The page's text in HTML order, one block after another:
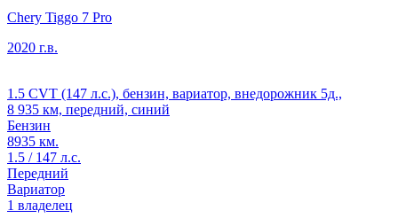
Chery Tiggo 7 Pro
2020 г.в.
1.5 CVT (147 л.с.), бензин, вариатор, внедорожник 5д.,
8 935 км, передний, синий
Бензин
8935 км.
1.5 / 147 л.с.
Передний
Вариатор
1 владелец